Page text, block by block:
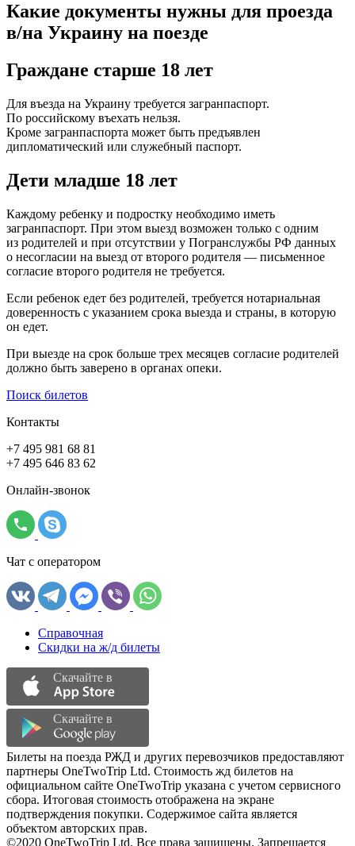
Какие документы нужны для проезда
в/на Украину на поезде
Граждане старше 18 лет
Для въезда на Украину требуется загранпаспорт.
По российскому въехать нельзя.
Кроме загранпаспорта может быть предъявлен
дипломатический или служебный паспорт.
Дети младше 18 лет
Каждому ребенку и подростку необходимо иметь
загранпаспорт. При этом выезд возможен только с одним
из родителей и при отсутствии у Погранслужбы РФ данных
о несогласии на выезд от второго родителя — письменное
согласие второго родителя не требуется.
Если ребенок едет без родителей, требуется нотариальная
доверенность с указанием срока выезда и страны, в которую
он едет.
При выезде на срок больше трех месяцев согласие родителей
должно быть заверено в органах опеки.
Поиск билетов
Контакты
+7 495 981 68 81
+7 495 646 83 62
Онлайн-звонок
Чат с оператором
Справочная
Скидки на ж/д билеты
Скачайте в
Скачайте в
Билеты на поезда РЖД и других перевозчиков предоставляют
партнеры OneTwoTrip Ltd. Стоимость жд билетов на
официальном сайте OneTwoTrip указана с учетом сервисного
сбора. Итоговая стоимость отображена на экране
подтверждения покупки. Содержимое сайта является
объектом авторских прав.
©2020 OneTwoTrip Ltd. Все права защищены. Запрещается